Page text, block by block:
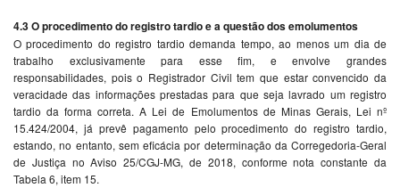
4.3 O procedimento do registro tardio e a questão dos emolumentos
O procedimento do registro tardio demanda tempo, ao menos um dia de
trabalho exclusivamente para esse fim, e envolve grandes
responsabilidades, pois o Registrador Civil tem que estar convencido da
veracidade das informações prestadas para que seja lavrado um registro
tardio da forma correta. A Lei de Emolumentos de Minas Gerais, Lei nº
15.424/2004, já prevê pagamento pelo procedimento do registro tardio,
estando, no entanto, sem eficácia por determinação da Corregedoria-Geral
de Justiça no Aviso 25/CGJ-MG, de 2018, conforme nota constante da
Tabela 6, item 15.